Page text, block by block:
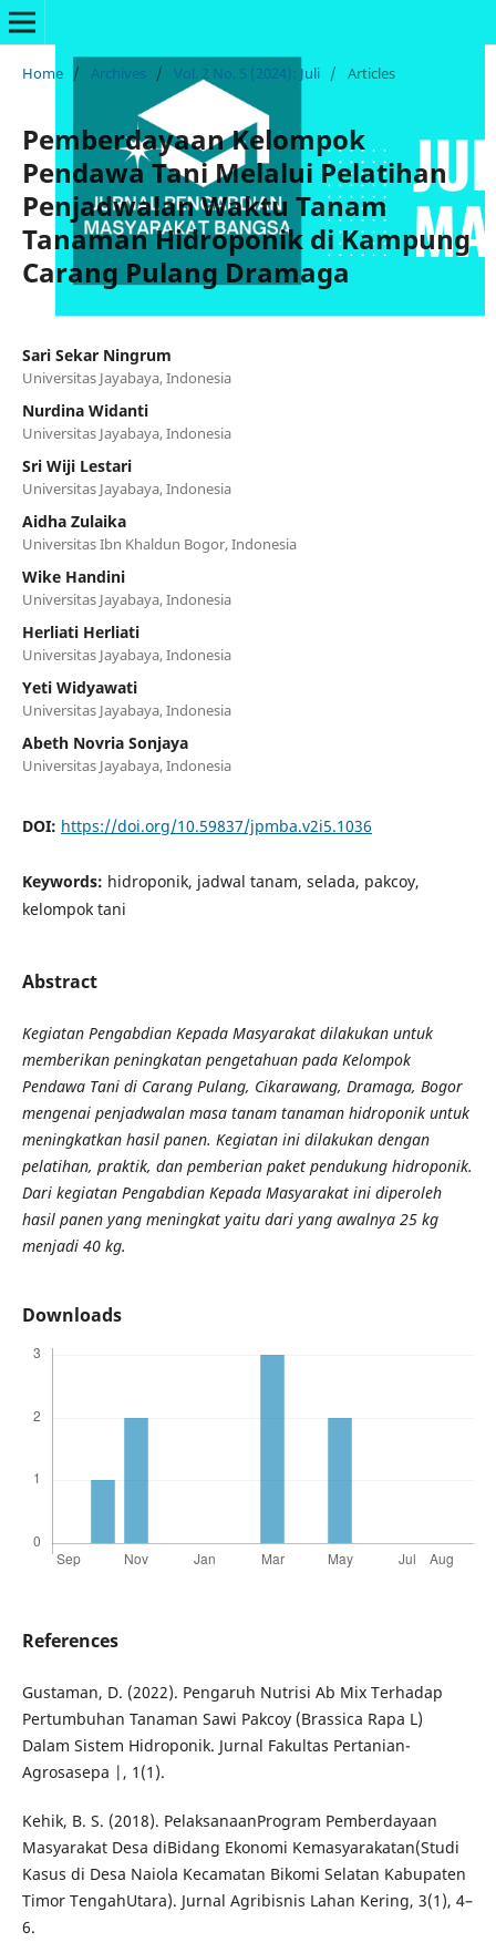
Home / Archives / Vol. 2 No. 5 (2024): Juli / Articles
Pemberdayaan Kelompok
Pendawa Tani Melalui Pelatihan
Penjadwalan Waktu Tanam
Tanaman Hidroponik di Kampung
Carang Pulang Dramaga
Sari Sekar Ningrum
Universitas Jayabaya, Indonesia
Nurdina Widanti
Universitas Jayabaya, Indonesia
Sri Wiji Lestari
Universitas Jayabaya, Indonesia
Aidha Zulaika
Universitas Ibn Khaldun Bogor, Indonesia
Wike Handini
Universitas Jayabaya, Indonesia
Herliati Herliati
Universitas Jayabaya, Indonesia
Yeti Widyawati
Universitas Jayabaya, Indonesia
Abeth Novria Sonjaya
Universitas Jayabaya, Indonesia
DOI: https://doi.org/10.59837/jpmba.v2i5.1036
Keywords: hidroponik, jadwal tanam, selada, pakcoy,
kelompok tani
Abstract
Kegiatan Pengabdian Kepada Masyarakat dilakukan untuk
memberikan peningkatan pengetahuan pada Kelompok
Pendawa Tani di Carang Pulang, Cikarawang, Dramaga, Bogor
mengenai penjadwalan masa tanam tanaman hidroponik untuk
meningkatkan hasil panen. Kegiatan ini dilakukan dengan
pelatihan, praktik, dan pemberian paket pendukung hidroponik.
Dari kegiatan Pengabdian Kepada Masyarakat ini diperoleh
hasil panen yang meningkat yaitu dari yang awalnya 25 kg
menjadi 40 kg.
Downloads
References
Gustaman, D. (2022). Pengaruh Nutrisi Ab Mix Terhadap
Pertumbuhan Tanaman Sawi Pakcoy (Brassica Rapa L)
Dalam Sistem Hidroponik. Jurnal Fakultas Pertanian-
Agrosasepa |, 1(1).
Kehik, B. S. (2018). PelaksanaanProgram Pemberdayaan
Masyarakat Desa diBidang Ekonomi Kemasyarakatan(Studi
Kasus di Desa Naiola Kecamatan Bikomi Selatan Kabupaten
Timor TengahUtara). Jurnal Agribisnis Lahan Kering, 3(1), 4–
6.